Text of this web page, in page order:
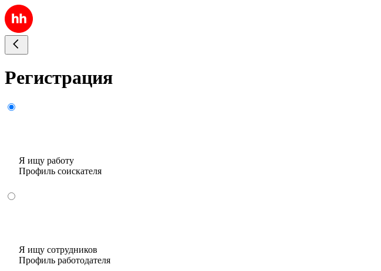
Регистрация
Я ищу работу
Профиль соискателя
Я ищу сотрудников
Профиль работодателя